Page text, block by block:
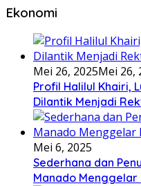
Ekonomi
Mei 26, 2025Mei 26,
Profil Halilul Khairi,
Dilantik Menjadi
Mei 6, 2025
Sederhana dan
Manado Menggelar